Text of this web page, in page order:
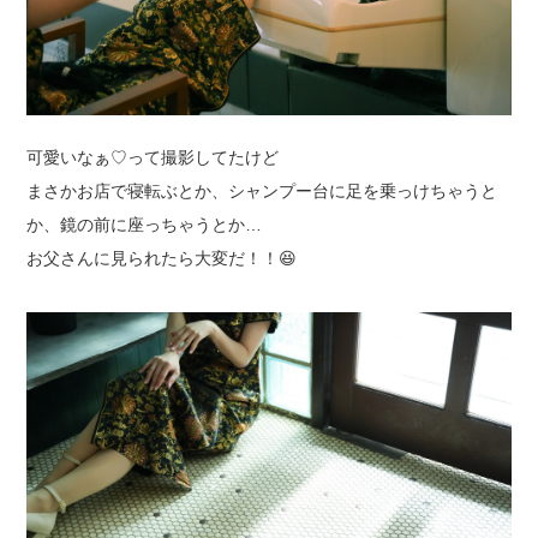
可愛いなぁ♡って撮影してたけど
まさかお店で寝転ぶとか、シャンプー台に足を乗っけちゃうと
か、鏡の前に座っちゃうとか…
お父さんに見られたら大変だ！！😆